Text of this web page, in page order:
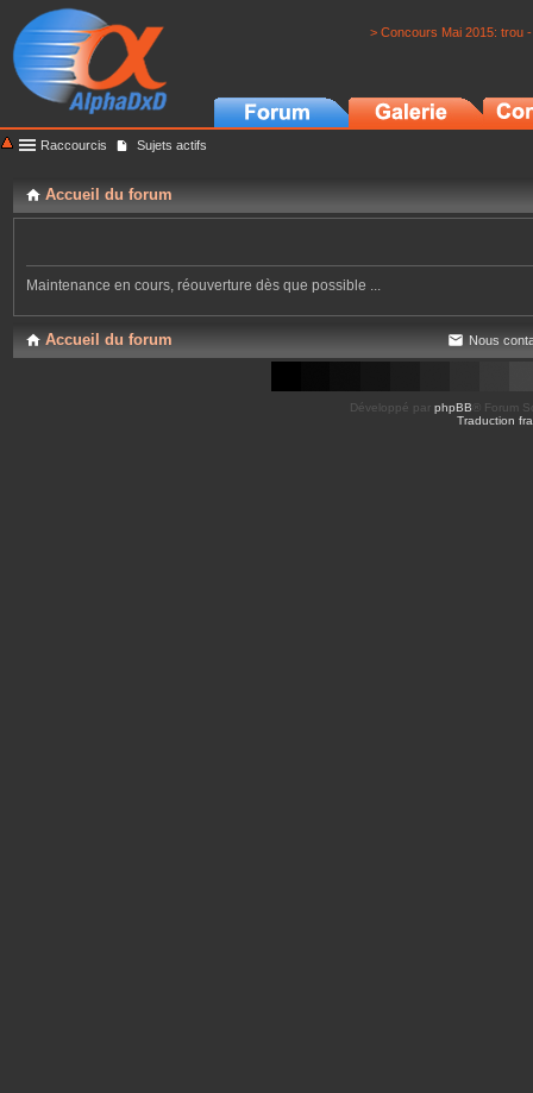
> Concours Mai 2015: trou
Raccourcis Sujets actifs
Accueil du forum
Maintenance en cours, réouverture dès que possible ...
Accueil du forum Nous
Développé par phpBB ® Forum
Traduction